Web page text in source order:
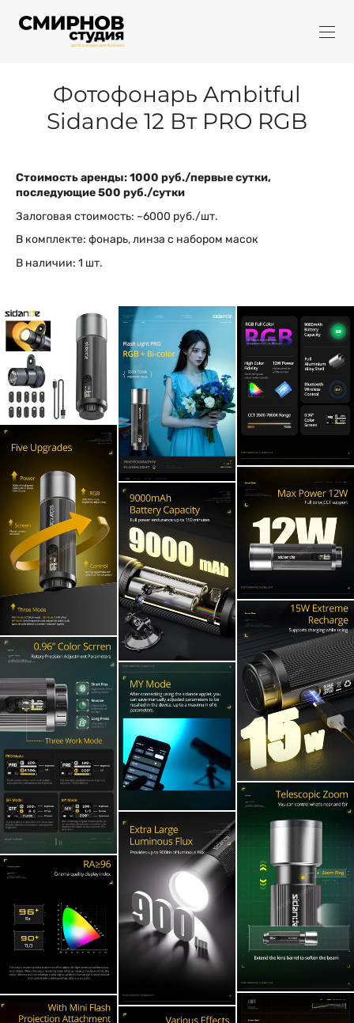
Фотофонарь Ambitful
Sidande 12 Вт PRO RGB
Стоимость аренды: 1000 руб./первые сутки,
последующие 500 руб./сутки
Залоговая стоимость: ~6000 руб./шт.
В комплекте: фонарь, линза с набором масок
В наличии: 1 шт.